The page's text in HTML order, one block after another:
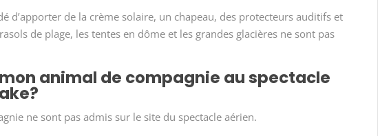
d’apporter de la crème solaire, un chapeau, des protecteurs auditifs et
de plage, les tentes en dôme et les grandes glacières ne sont pas
animal de compagnie au spectacle
ne sont pas admis sur le site du spectacle aérien.